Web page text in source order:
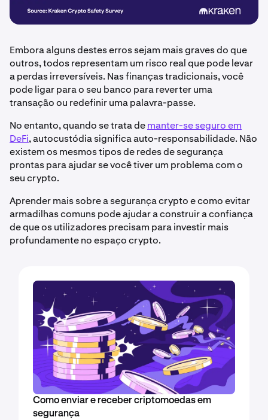
Embora alguns destes erros sejam mais graves do que
outros, todos representam um risco real que pode levar
a perdas irreversíveis. Nas finanças tradicionais, você
pode ligar para o seu banco para reverter uma
transação ou redefinir uma palavra-passe.
No entanto, quando se trata demanter-se seguro em
DeFi, autocustódia significa auto-responsabilidade. Não
existem os mesmos tipos de redes de segurança
prontas para ajudar se você tiver um problema com o
seu crypto.
Aprender mais sobre a segurança crypto e como evitar
armadilhas comuns pode ajudar a construir a confiança
de que os utilizadores precisam para investir mais
profundamente no espaço crypto.
Como enviar e receber criptomoedas em
segurança